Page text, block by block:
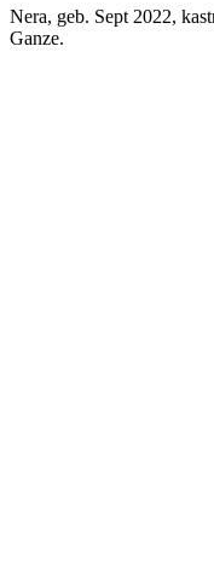
Nera, geb. Sept 2022,
Ganze.